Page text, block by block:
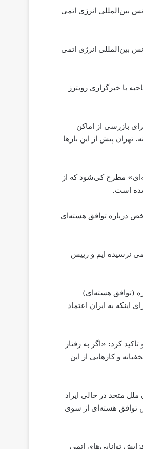
بین‌المللی انرژی اتمی
بین‌المللی انرژی اتمی
با خبرگزاری رویترز
بازرسی از اماکن
تهران پیش از این بارها
مطرح کی‌شود که از
است.
درباره توافق هسته‌ای
نرسیده ایم و رییس
(توافق هسته‌ای)
به ایران اعتماد
کرد: «اگر به رفتار
و کارهایی از این
ملل متحد در حالی ایراد
توافق هسته‌ای از سوی
افزایش توانایی‌های اتمی